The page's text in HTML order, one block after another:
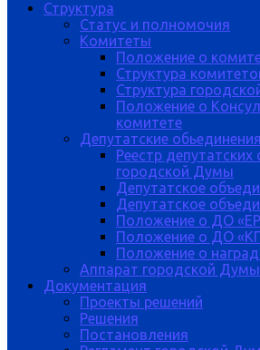
Структура
Статус и полномочия
Комитеты
Положение о
Структура
Структура
Положение о
комитете
Депутатские обьединения
Реестр депутатских
городской Думы
Депутатское
Депутатское
Положение о ДО
Положение о ДО
Положение о
Аппарат городской Думы
Документация
Проекты решений
Решения
Постановления